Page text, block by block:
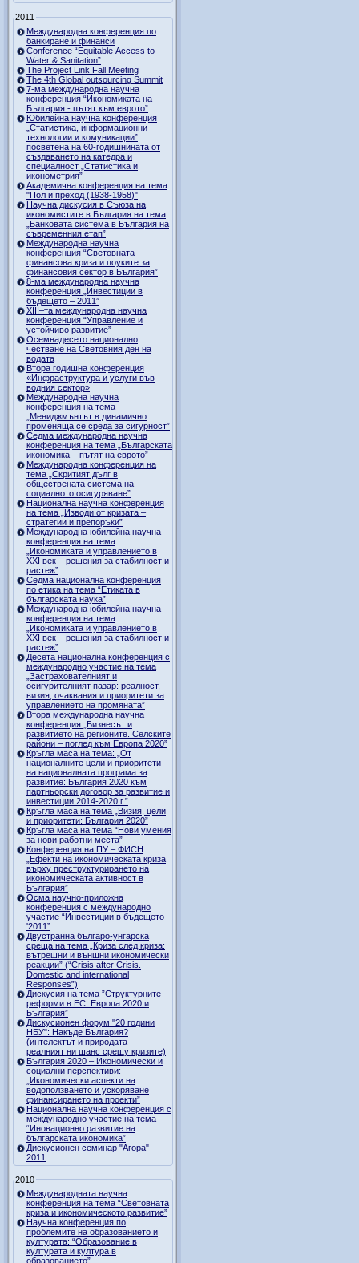
2011
Международна конференция по
банкиране и финанси
Conference “Equitable Access to
Water & Sanitation”
The Project Link Fall Meeting
The 4th Global outsourcing Summit
7-ма международна научна
конференция “Икономиката на
България - пътят към еврото”
Юбилейна научна конференция
„Статистика, информационни
технологии и комуникации”,
посветена на 60-годишнината от
създаването на катедра и
специалност „Статистика и
иконометрия”
Академична конференция на тема
"Пол и преход (1938-1958)"
Научна дискусия в Съюза на
икономистите в България на тема
„Банковата система в България на
съвременния етап”
Международна научна
конференция “Световната
финансова криза и поуките за
финансовия сектор в България”
8-ма международна научна
конференция „Инвестиции в
бъдещето – 2011”
ХІІІ–та международна научна
конференция “Управление и
устойчиво развитие”
Осемнадесето национално
честване на Световния ден на
водата
Втора годишна конференция
«Инфраструктура и услуги във
водния сектор»
Международна научна
конференция на тема
„Мениджмънтът в динамично
променяща се среда за сигурност”
Седма международна научна
конференция на тема „Българската
икономика – пътят на еврото”
Международна конференция на
тема „Скритият дълг в
обществената система на
социалното осигуряване”
Национална научна конференция
на тема „Изводи от кризата –
стратегии и препоръки”
Международна юбилейна научна
конференция на тема
„Икономиката и управлението в
ХХI век – решения за стабилност и
растеж”
Седма национална конференция
по етика на тема “Етиката в
българската наука”
Международна юбилейна научна
конференция на тема
„Икономиката и управлението в
ХХI век – решения за стабилност и
растеж”
Десета национална конференция с
международно участие на тема
„Застрахователният и
осигурителният пазар: реалност,
визия, очаквания и приоритети за
управлението на промяната”
Втора международна научна
конференция „Бизнесът и
развитието на регионите. Селските
райони – поглед към Европа 2020”
Кръгла маса на тема: „От
националните цели и приоритети
на националната програма за
развитие: България 2020 към
партньорски договор за развитие и
инвестиции 2014-2020 г.”
Кръгла маса на тема „Визия, цели
и приоритети: България 2020”
Кръгла маса на тема “Нови умения
за нови работни места”
Конференция на ПУ – ФИСН
„Ефекти на икономическата криза
върху преструктурирането на
икономическата активност в
България”
Осма научно-приложна
конференция с международно
участие “Инвестиции в бъдещето
'2011”
Двустранна българо-унгарска
среща на тема „Криза след криза:
вътрешни и външни икономически
реакции” (“Crisis after Crisis.
Domestic and international
Responses”)
Дискусия на тема ”Структурните
реформи в ЕС: Европа 2020 и
България”
Дискусионен форум "20 години
НБУ": Накъде България?
(интелектът и природата -
реалният ни шанс срещу кризите)
България 2020 – Икономически и
социални перспективи:
„Икономически аспекти на
водоползването и ускоряване
финансирането на проекти”
Национална научна конференция с
международно участие на тема
“Иновационно развитие на
българската икономика”
Дискусионен семинар "Агора" -
2011
2010
Международната научна
конференция на тема “Световната
криза и икономическото развитие”
Научна конференция по
проблемите на образованието и
културата: “Образование в
културата и култура в
образованието”